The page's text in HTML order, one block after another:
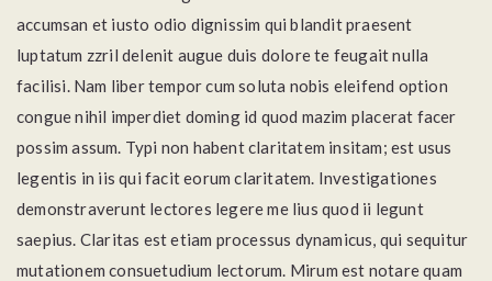
accumsan et iusto odio dignissim qui blandit praesent
luptatum zzril delenit augue duis dolore te feugait nulla
facilisi. Nam liber tempor cum soluta nobis eleifend option
congue nihil imperdiet doming id quod mazim placerat facer
possim assum. Typi non habent claritatem insitam; est usus
legentis in iis qui facit eorum claritatem. Investigationes
demonstraverunt lectores legere me lius quod ii legunt
saepius. Claritas est etiam processus dynamicus, qui sequitur
mutationem consuetudium lectorum. Mirum est notare quam